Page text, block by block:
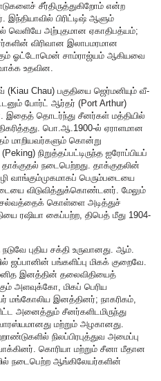
சீர்திருத்துகிறோம் என்ற
பிரிட்டிஷ் ஆளும்
அற்புதமான ஏகாதிபத்யம்;
விரிவான இலாபமரமான
ஓட்டோமென் சாம்ராஜ்யம் ஆகியவை
உதவின.
Chau) பகுதியை ஜெர்மனியும் வீ-
போர்ட் ஆர்தர் (Port Arthur)
இதைத் தொடர்ந்து சீனர்கள் மத்தியில்
பொ.ஆ.1900-ல் ஏராளமான
மாறியவர்களும் கொன்று
நிறுத்தப்பட்டிருந்த ஐரோப்பியப்
நடைபெற்றது. தாக்குதலின்
வாங்கும்முகமாகப் பெரும்படையை
விடுவித்துக்கொண்டனர். மேலும்
கொள்ளை அடித்துச்
ரஷியா கைப்பற்ற, திபெத் மீது 1904-
புதிய சக்தி உருவானது. ஆம்.
ஜப்பானின் பங்களிப்பு மிகக் குறைவே.
இனத்தின் தலைவிதியைத்
அளவுக்கோ, மிகப் பெரிய
மங்கோலிய இனத்தினர்; நாகரிகம்,
அனைத்தும் சீனர்களிடமிருந்து
மற்றும் அழகானது.
நிலப்பிரபுத்துவ அமைப்பு
கொரியா மற்றும் சீனா மீதான
நடைபெற்ற ஆங்கிலேயர்களின்